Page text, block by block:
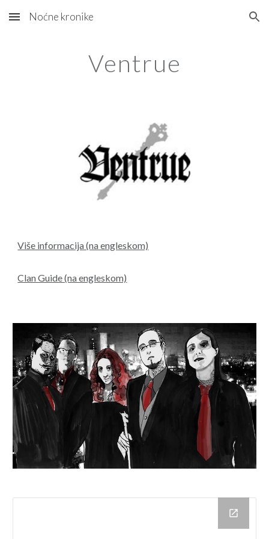
Skip to main content Skip to navigation
Noćne kronike
Ventrue
Više informacija (na engleskom)
Clan Guide (na engleskom)